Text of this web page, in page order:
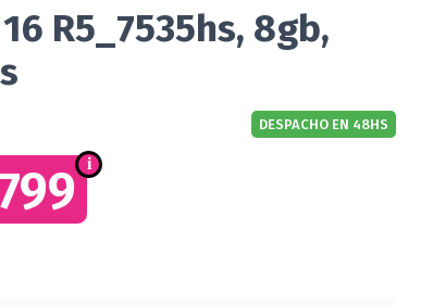
R5_7535hs, 8gb,
DESPACHO EN 48HS